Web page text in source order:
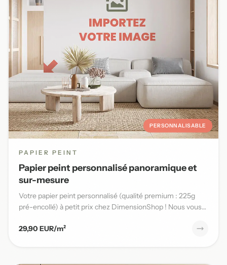
PERSONNALISABLE
PAPIER PEINT
Papier peint personnalisé panoramique et
sur-mesure
Votre papier peint personnalisé (qualité premium : 225g
pré-encollé) à petit prix chez DimensionShop ! Nous vous
29,90 EUR/m²